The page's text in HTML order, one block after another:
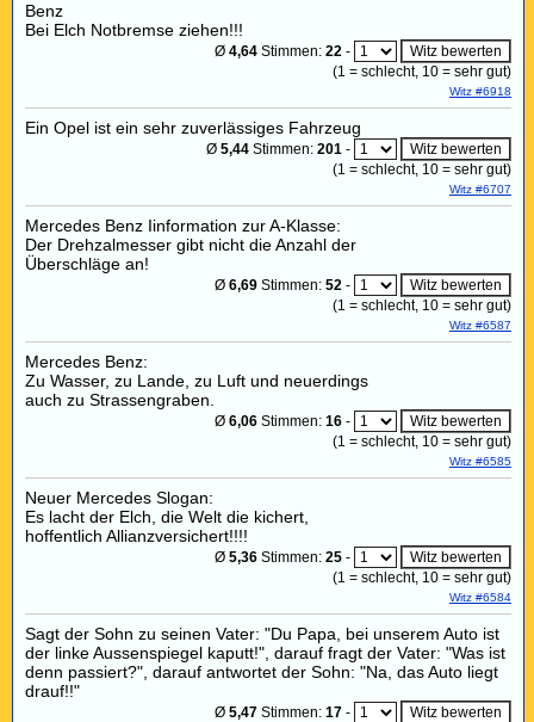
Benz
Bei Elch Notbremse ziehen!!!
Ø 4,64 Stimmen: 22 -
(1 = schlecht, 10 = sehr gut)
Witz #6918
Ein Opel ist ein sehr zuverlässiges Fahrzeug
Ø 5,44 Stimmen: 201 -
(1 = schlecht, 10 = sehr gut)
Witz #6707
Mercedes Benz Iinformation zur A-Klasse:
Der Drehzalmesser gibt nicht die Anzahl der
Überschläge an!
Ø 6,69 Stimmen: 52 -
(1 = schlecht, 10 = sehr gut)
Witz #6587
Mercedes Benz:
Zu Wasser, zu Lande, zu Luft und neuerdings
auch zu Strassengraben.
Ø 6,06 Stimmen: 16 -
(1 = schlecht, 10 = sehr gut)
Witz #6585
Neuer Mercedes Slogan:
Es lacht der Elch, die Welt die kichert,
hoffentlich Allianzversichert!!!!
Ø 5,36 Stimmen: 25 -
(1 = schlecht, 10 = sehr gut)
Witz #6584
Sagt der Sohn zu seinen Vater: "Du Papa, bei unserem Auto ist
der linke Aussenspiegel kaputt!", darauf fragt der Vater: "Was ist
denn passiert?", darauf antwortet der Sohn: "Na, das Auto liegt
drauf!!"
Ø 5,47 Stimmen: 17 -